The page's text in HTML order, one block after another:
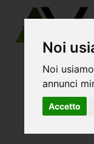
Noi
Noi
annunci
Accetto
avvo-it>